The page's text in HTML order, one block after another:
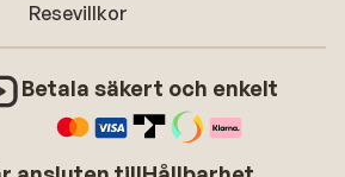
Resevillkor
Betala säkert och enkelt